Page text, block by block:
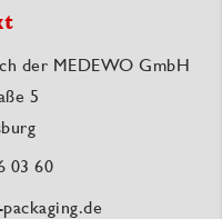
der MEDEWO GmbH
5
03 60